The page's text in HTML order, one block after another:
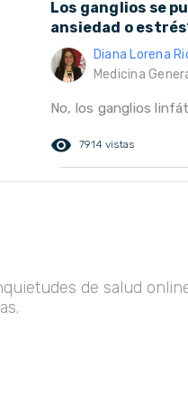
Los ganglios se
ansiedad o
Diana Lorena
Medicina
No, los ganglios
remove_red_eye 7914 vistas
de salud